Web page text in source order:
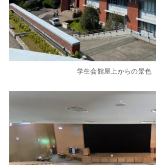
学生会館屋上からの景色